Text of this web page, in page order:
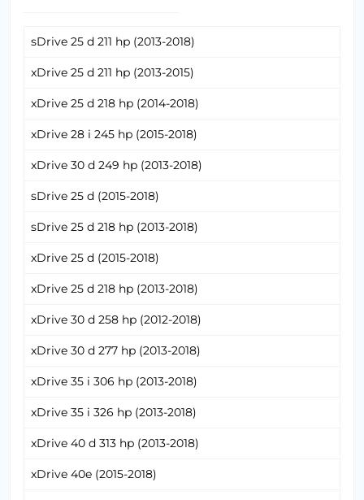
sDrive 25 d 211 hp (2013-2018)
xDrive 25 d 211 hp (2013-2015)
xDrive 25 d 218 hp (2014-2018)
xDrive 28 i 245 hp (2015-2018)
xDrive 30 d 249 hp (2013-2018)
sDrive 25 d (2015-2018)
sDrive 25 d 218 hp (2013-2018)
xDrive 25 d (2015-2018)
xDrive 25 d 218 hp (2013-2018)
xDrive 30 d 258 hp (2012-2018)
xDrive 30 d 277 hp (2013-2018)
xDrive 35 i 306 hp (2013-2018)
xDrive 35 i 326 hp (2013-2018)
xDrive 40 d 313 hp (2013-2018)
xDrive 40e (2015-2018)